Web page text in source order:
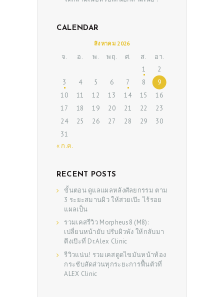
CALENDAR
สิงหาคม 2026
จ. อ. พ. พฤ. ศ. ส. อา.
1
2
3
4 5 6 7 8
9
10
11 12 13 14 15
16
17
18 19 20 21 22
23
24
25 26 27 28 29
30
31
« ก.ค.
RECENT POSTS
ขั้นตอน ดูแลแผลหลังศัลยกรรม ตาม
3 ระยะสมานผิว ให้สวยเป๊ะ ไร้รอย
แผลเป็น
รวมเคสรีวิว Morpheus8 (M8):
เปลี่ยนหน้ายับ ปรับผิวพัง ให้กลับมา
ตึงเป๊ะที่ Dr.Alex Clinic
รีวิวแน่น! รวมเคสดูดไขมันหน้าท้อง
กระชับสัดส่วนทุกระยะการฟื้นตัวที่
ALEX Clinic